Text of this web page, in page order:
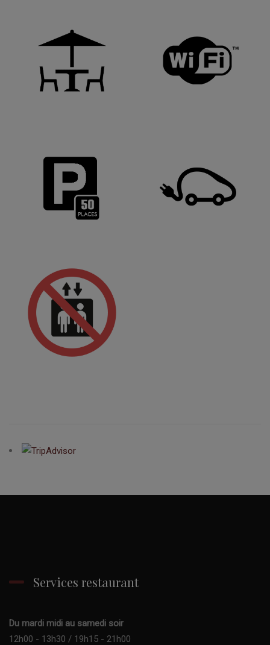
Services restaurant
Du mardi midi au samedi soir
12h00 - 13h30 / 19h15 - 21h00